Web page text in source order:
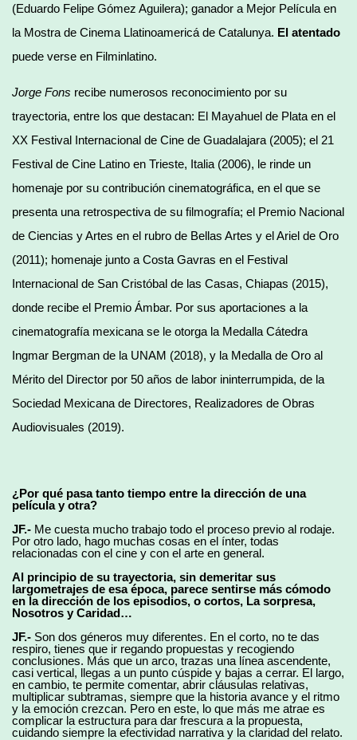
(Eduardo Felipe Gómez Aguilera); ganador a Mejor Película en
la Mostra de Cinema Llatinoamericá de Catalunya. El atentado
puede verse en Filminlatino.
Jorge Fons recibe numerosos reconocimiento por su
trayectoria, entre los que destacan: El Mayahuel de Plata en el
XX Festival Internacional de Cine de Guadalajara (2005); el 21
Festival de Cine Latino en Trieste, Italia (2006), le rinde un
homenaje por su contribución cinematográfica, en el que se
presenta una retrospectiva de su filmografía; el Premio Nacional
de Ciencias y Artes en el rubro de Bellas Artes y el Ariel de Oro
(2011); homenaje junto a Costa Gavras en el Festival
Internacional de San Cristóbal de las Casas, Chiapas (2015),
donde recibe el Premio Ámbar. Por sus aportaciones a la
cinematografía mexicana se le otorga la Medalla Cátedra
Ingmar Bergman de la UNAM (2018), y la Medalla de Oro al
Mérito del Director por 50 años de labor ininterrumpida, de la
Sociedad Mexicana de Directores, Realizadores de Obras
Audiovisuales (2019).
¿Por qué pasa tanto tiempo entre la dirección de una
película y otra?
JF.- Me cuesta mucho trabajo todo el proceso previo al rodaje.
Por otro lado, hago muchas cosas en el ínter, todas
relacionadas con el cine y con el arte en general.
Al principio de su trayectoria, sin demeritar sus
largometrajes de esa época, parece sentirse más cómodo
en la dirección de los episodios, o cortos, La sorpresa,
Nosotros y Caridad…
JF.- Son dos géneros muy diferentes. En el corto, no te das
respiro, tienes que ir regando propuestas y recogiendo
conclusiones. Más que un arco, trazas una línea ascendente,
casi vertical, llegas a un punto cúspide y bajas a cerrar. El largo,
en cambio, te permite comentar, abrir cláusulas relativas,
multiplicar subtramas, siempre que la historia avance y el ritmo
y la emoción crezcan. Pero en este, lo que más me atrae es
complicar la estructura para dar frescura a la propuesta,
cuidando siempre la efectividad narrativa y la claridad del relato.